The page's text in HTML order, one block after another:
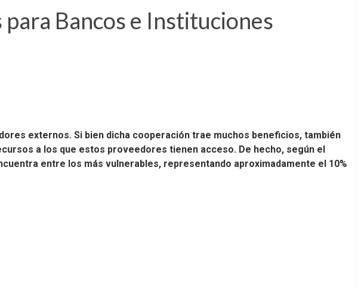
Bancos e Instituciones
externos. Si bien dicha cooperación trae muchos beneficios, también
a los que estos proveedores tienen acceso. De hecho, según el
entre los más vulnerables, representando aproximadamente el 10%